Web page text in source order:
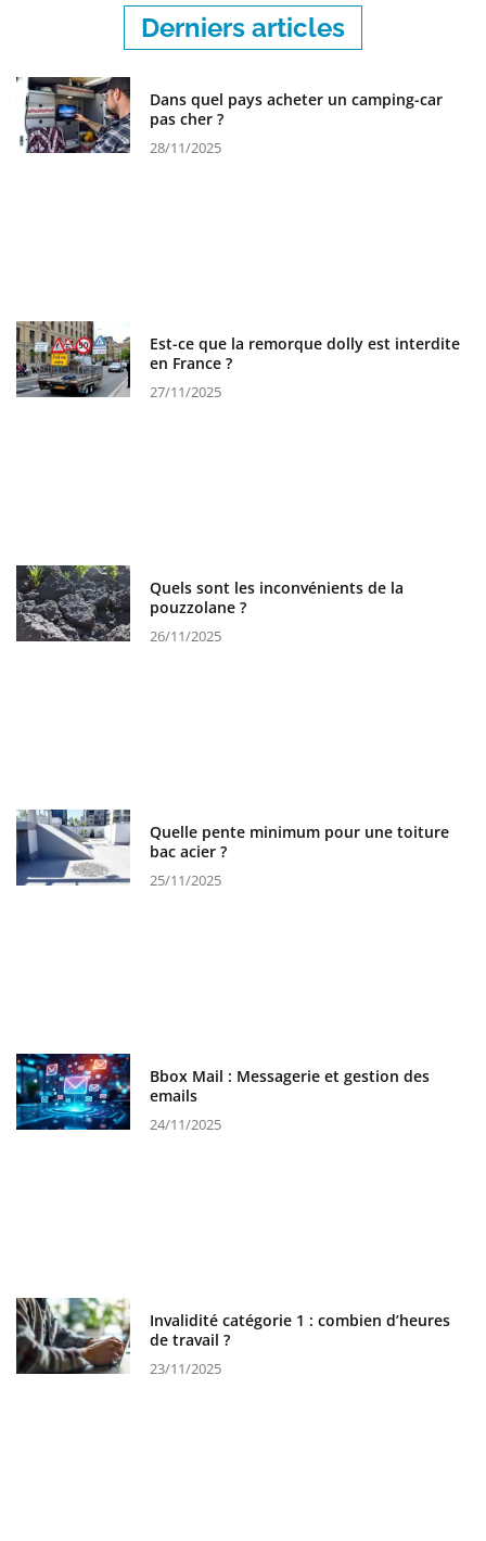
Derniers articles
Dans quel pays acheter un camping-car
pas cher ?
28/11/2025
Est-ce que la remorque dolly est interdite
en France ?
27/11/2025
Quels sont les inconvénients de la
pouzzolane ?
26/11/2025
Quelle pente minimum pour une toiture
bac acier ?
25/11/2025
Bbox Mail : Messagerie et gestion des
emails
24/11/2025
Invalidité catégorie 1 : combien d’heures
de travail ?
23/11/2025